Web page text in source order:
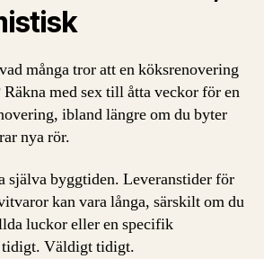
många tror att en köksrenovering
med sex till åtta veckor för en
ibland längre om du byter
nya rör.
själva byggtiden. Leveranstider för
kan vara långa, särskilt om du
luckor eller en specifik
Väldigt tidigt.